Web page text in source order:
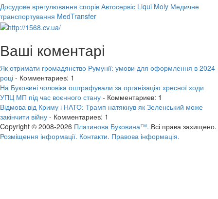
Досудове врегулювання спорів Автосервіс Liqui Moly Медичне
транспортування MedTransfer
Ваші коментарі
Як отримати громадянство Румунії: умови для оформлення в 2024
році - Комментариев: 1
На Буковині чоловіка оштрафували за організацію хресної ходи
УПЦ МП під час воєнного стану - Комментариев: 1
Відмова від Криму і НАТО: Трамп натякнув як Зеленський може
закінчити війну - Комментариев: 1
Copyright © 2008-2026 Платинова Буковина™. Всі права захищено.
Розміщення інформації. Контакти. Правова інформація.